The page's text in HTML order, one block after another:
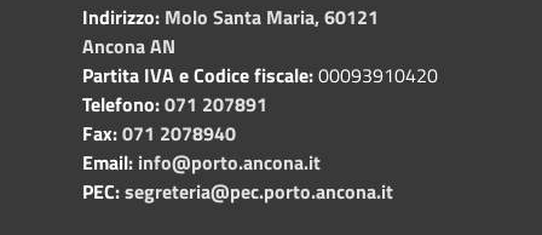
Indirizzo: Molo Santa Maria, 60121
Ancona AN
Partita IVA e Codice fiscale:00093910420
Telefono:071 207891
Fax:071 2078940
Email: info@porto.ancona.it
PEC:segreteria@pec.porto.ancona.it